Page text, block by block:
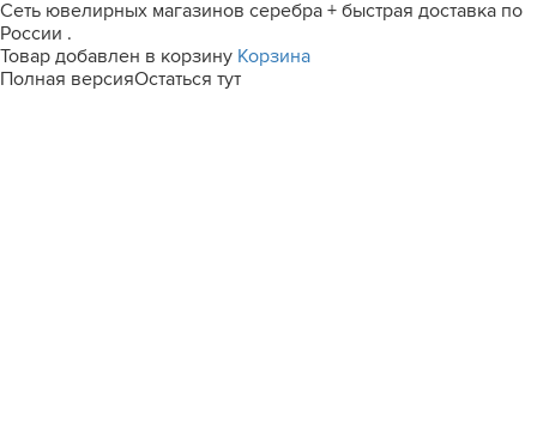
Сеть ювелирных магазинов серебра + быстрая доставка по
России .
Товар добавлен в корзину Корзина
Полная версияОстаться тут